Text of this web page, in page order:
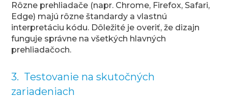
Rôzne prehliadače (napr. Chrome, Firefox, Safari,
Edge) majú rôzne štandardy a vlastnú
interpretáciu kódu. Dôležité je overiť, že dizajn
funguje správne na všetkých hlavných
prehliadačoch.
3. Testovanie na skutočných
zariadeniach